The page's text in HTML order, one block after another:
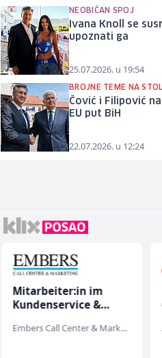
NEOBIČAN SPOJ
Ivana Knoll se
upoznati ga
25.07.2026. u 19:54
BROJNE TEME NA
Čović i Filipović
EU put BiH
22.07.2026. u 12:24
Mitarbeiter:in im
Kundenservice &
Embers Call Center & Marketing